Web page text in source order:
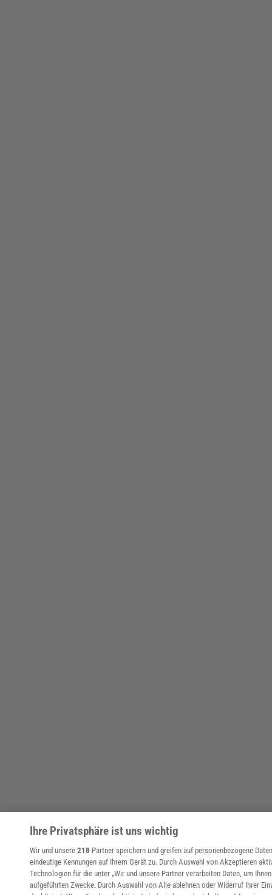
Ihre Privatsphäre ist uns wichtig
Wir und unsere 218-Partner speichern und greifen auf personenbezogene
eindeutige Kennungen auf Ihrem Gerät zu. Durch Auswahl von Akzeptieren
Technologien für die unter „Wir und unsere Partner verarbeiten Daten, um
aufgeführten Zwecke. Durch Auswahl von Alle ablehnen oder Widerruf Ihrer